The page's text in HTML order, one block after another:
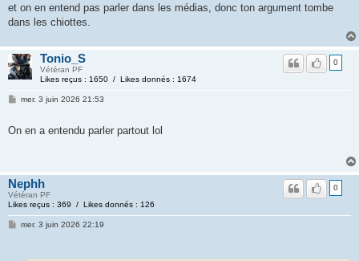
et on en entend pas parler dans les médias, donc ton argument tombe
dans les chiottes.
Tonio_S
Vétéran PF
Likes reçus : 1650 / Likes donnés : 1674
0
mer. 3 juin 2026 21:53
On en a entendu parler partout lol
Nephh
Vétéran PF
Likes reçus : 369 / Likes donnés : 126
0
mer. 3 juin 2026 22:19